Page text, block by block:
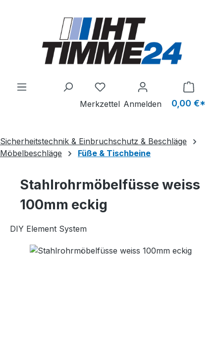
Du hast 0 Produkte auf dem
Merkzettel Anmelden 0,00 €*
Sicherheitstechnik & Einbruchschutz & Beschläge
Möbelbeschläge
Füße & Tischbeine
Stahlrohrmöbelfüsse weiss
100mm eckig
DIY Element System
Bildergalerie überspringen